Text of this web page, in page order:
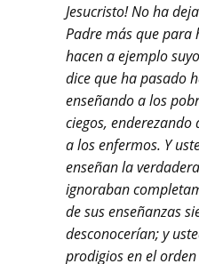
Jesucristo! No ha
Padre más que para
hacen a ejemplo
dice que ha pasado
enseñando a los
ciegos,
a los enfermos. Y
enseñan la
ignoraban
de sus enseñanzas
desconocerían; y
prodigios en el